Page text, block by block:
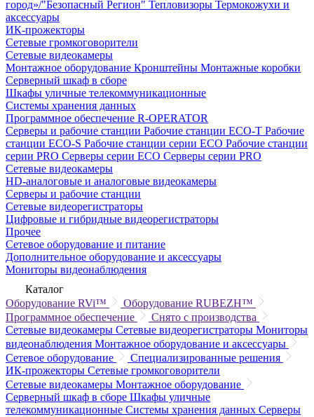
город»/"Безопасный Регион" Тепловизоры Термокожухи и
аксессуары
ИК-прожекторы
Сетевые громкоговорители
Сетевые видеокамеры
Монтажное оборудование Кронштейны Монтажные коробки
Серверный шкаф в сборе
Шкафы уличные телекоммуникационные
Системы хранения данных
Программное обеспечение R-OPERATOR
Серверы и рабочие станции Рабочие станции ECO-T Рабочие
станции ECO-S Рабочие станции серии ECO Рабочие станции
серии PRO Серверы серии ECO Серверы серии PRO
Сетевые видеокамеры
HD-аналоговые и аналоговые видеокамеры
Серверы и рабочие станции
Сетевые видеорегистраторы
Цифровые и гибридные видеорегистраторы
Прочее
Сетевое оборудование и питание
Дополнительное оборудование и аксессуары
Мониторы видеонаблюдения
Каталог
Оборудование RVi™
Оборудование RUBEZH™
Программное обеспечение
Снято с производства
Сетевые видеокамеры Сетевые видеорегистраторы Мониторы
видеонаблюдения Монтажное оборудование и аксессуары
Сетевое оборудование
Специализированные решения
ИК-прожекторы Сетевые громкоговорители
Сетевые видеокамеры Монтажное оборудование
Серверный шкаф в сборе Шкафы уличные
телекоммуникационные Системы хранения данных Серверы